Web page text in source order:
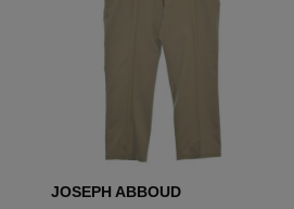
JOSEPH ABBOUD